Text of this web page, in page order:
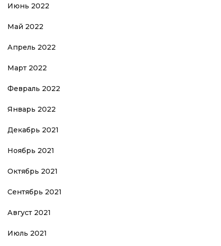
Июнь 2022
Май 2022
Апрель 2022
Март 2022
Февраль 2022
Январь 2022
Декабрь 2021
Ноябрь 2021
Октябрь 2021
Сентябрь 2021
Август 2021
Июль 2021